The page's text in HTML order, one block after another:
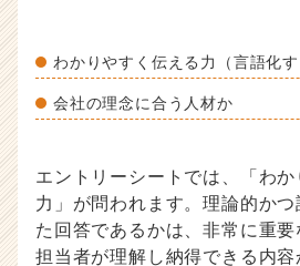
わかりやすく伝える力（言語化す
会社の理念に合う人材か
エントリーシートでは、「わか
力」が問われます。理論的か
た回答であるかは、非常に重要
担当者が理解し納得できる内